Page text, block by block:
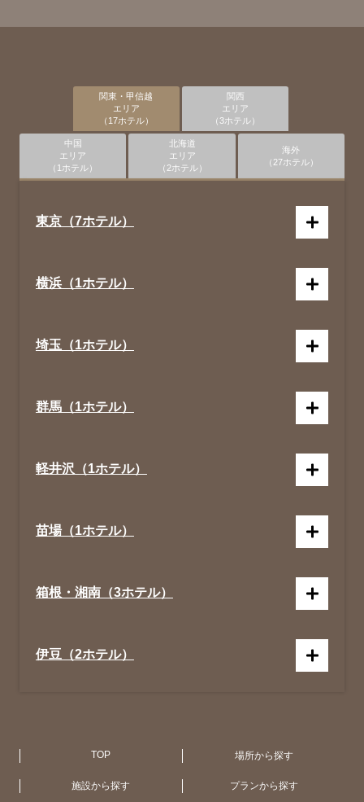
関東・甲信越
エリア
（17ホテル）
東京（7ホテル）
横浜（1ホテル）
埼玉（1ホテル）
群馬（1ホテル）
軽井沢（1ホテル）
苗場（1ホテル）
箱根・湘南（3ホテル）
伊豆（2ホテル）
関西
エリア
（3ホテル）
大阪（1ホテル）
中国
エリア
（1ホテル）
北海道
エリア
（2ホテル）
函館・大沼（1ホテル）
海外
（27ホテル）
TOP 場所から探す
施設から探す プランから探す